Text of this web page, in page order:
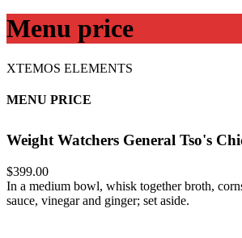
Menu price
XTEMOS ELEMENTS
MENU PRICE
Weight Watchers General Tso's
$399.00
In a medium bowl, whisk together broth,
sauce, vinegar and ginger; set aside.